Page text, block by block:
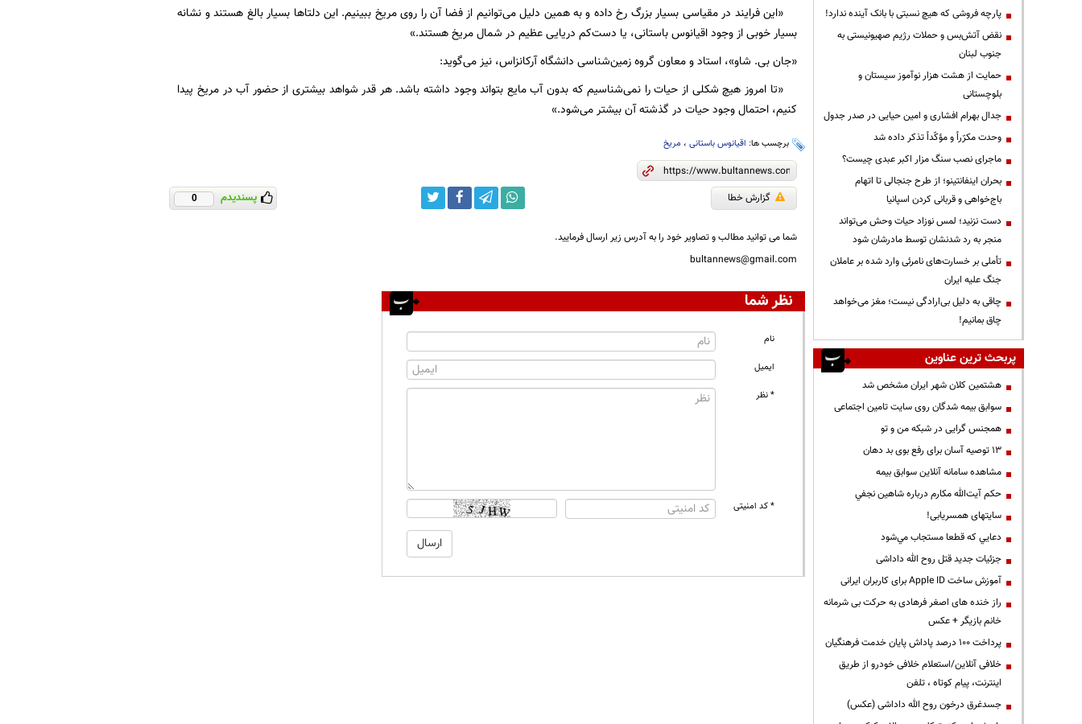
«این فرایند در مقیاسی بسیار بزرگ رخ داده و به همین دلیل می‌توانیم از فضا آن را روی مریخ ببینیم. این دلتاها بسیار بالغ هستند و نشانه‌
بسیار خوبی از وجود اقیانوس باستانی، یا دست‌کم دریایی عظیم در شمال مریخ هستند.»
«جان بی. شاو»، استاد و معاون گروه زمین‌شناسی دانشگاه آرکانزاس، نیز می‌گوید:
«تا امروز هیچ شکلی از حیات را نمی‌شناسیم که بدون آب مایع بتواند وجود داشته باشد. هر قدر شواهد بیشتری از حضور آب در مریخ پیدا
کنیم، احتمال وجود حیات در گذشته‌ آن بیشتر می‌شود.»
برچسب ها: اقیانوس باستانی، مریخ
گزارش خطا پسندیدم 0
شما می توانید مطالب و تصاویر خود را به آدرس زیر ارسال فرمایید.
bultannews@gmail.com
نظر شما
نام
ایمیل
* نظر
* کد امنیتی
پارچه فروشی که هیچ نسبتی با بانک آینده ندارد!
نقض آتش‌بس و حملات رژیم صهیونیستی به
جنوب لبنان
حمایت از هشت هزار نوآموز سیستان و
بلوچستانی
جدال بهرام افشاری و امین حیایی در صدر جدول
وحدت مکرّراً و مؤکّداً تذکر داده شد
ماجرای نصب سنگ مزار اکبر عبدی چیست؟
بحران اینفانتینو؛ از طرح جنجالی تا اتهام
باج‌خواهی و قربانی کردن اسپانیا
دست نزنید؛ لمس نوزاد حیات وحش می‌تواند
منجر به رد شدنشان توسط مادرشان شود
تأملی بر خسارت‌های نامرئی وارد شده بر عاملان
جنگ علیه ایران
چاقی به دلیل بی‌ارادگی نیست؛ مغز می‌خواهد
چاق بمانیم!
پربحث ترین عناوین
هشتمین کلان شهر ایران مشخص شد
سوابق بیمه شدگان روی سایت تامین اجتماعی
همجنس گرایی در شبکه من و تو
13 توصیه آسان برای رفع بوی بد دهان
مشاهده سامانه آنلاين سوابق بیمه
حكم آيت‌الله مكارم درباره شاهين نجفي
سایتهای همسریابی!
دعايي كه قطعا مستجاب مي‌شود
جزئیات جدید قتل روح الله داداشی
آموزش ساخت Apple ID برای کاربران ایرانی
راز خنده های اصغر فرهادی به حرکت بی شرمانه
خانم بازیگر + عکس
پرداخت ۱۰۰ درصد پاداش پایان خدمت فرهنگیان
خلافی آنلاین/استعلام خلافی خودرو از طریق
اینترنت، پیام کوتاه ، تلفن
جسدغرق درخون روح الله داداشی (عکس)